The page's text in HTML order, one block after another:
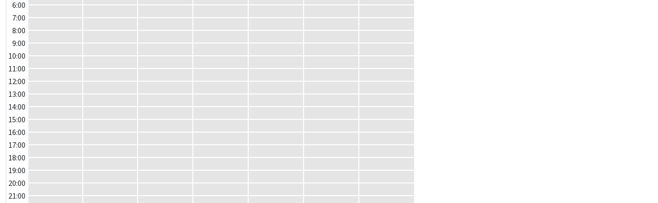
6:00
7:00
8:00
9:00
10:00
11:00
12:00
13:00
14:00
15:00
16:00
17:00
18:00
19:00
20:00
21:00